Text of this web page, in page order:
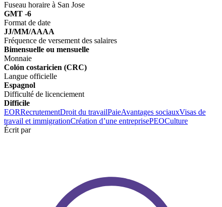
Fuseau horaire à San Jose
GMT -6
Format de date
JJ/MM/AAAA
Fréquence de versement des salaires
Bimensuelle ou mensuelle
Monnaie
Colón costaricien (CRC)
Langue officielle
Espagnol
Difficulté de licenciement
Difficile
EORRecrutementDroit du travailPaieAvantages sociauxVisas de
travail et immigrationCréation d’une entreprisePEOCulture
Écrit par